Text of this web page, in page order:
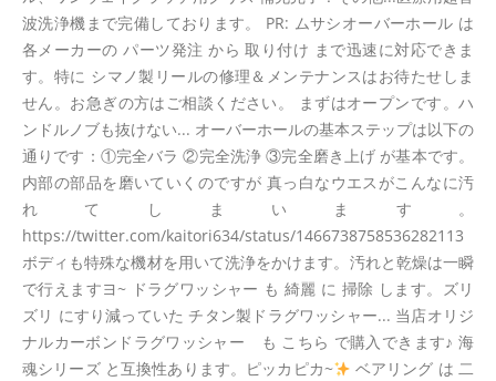
波洗浄機まで完備しております。 PR: ムサシオーバーホール は
各メーカーの パーツ発注 から 取り付け まで迅速に対応できま
す。特に シマノ製リールの修理＆メンテナンスはお待たせしま
せん。お急ぎの方はご相談ください。 まずはオープンです。ハ
ンドルノブも抜けない... オーバーホールの基本ステップは以下の
通りです：①完全バラ ②完全洗浄 ③完全磨き上げ が基本です。
内部の部品を磨いていくのですが 真っ白なウエスがこんなに汚
れてしまいます。
https://twitter.com/kaitori634/status/1466738758536282113
ボディも特殊な機材を用いて洗浄をかけます。汚れと乾燥は一瞬
で行えますヨ~ ドラグワッシャー も 綺麗 に 掃除 します。ズリ
ズリ にすり減っていた チタン製ドラグワッシャー... 当店オリジ
ナルカーボンドラグワッシャー も こちら で購入できます♪ 海
魂シリーズ と互換性あります。ピッカピカ~
ベアリング は 二